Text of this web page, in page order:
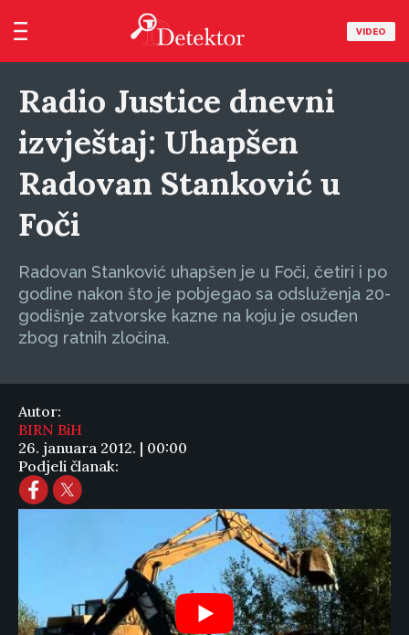
VIDEO
Radio Justice dnevni
izvještaj: Uhapšen
Radovan Stanković u
Foči
Radovan Stanković uhapšen je u Foči, četiri i po
godine nakon što je pobjegao sa odsluženja 20-
godišnje zatvorske kazne na koju je osuđen
zbog ratnih zločina.
Autor:
BIRN BiH
26. januara 2012. | 00:00
Podjeli članak: